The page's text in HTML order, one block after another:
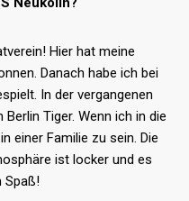
Hier hat meine
Danach habe ich bei
In der vergangenen
Tiger. Wenn ich in die
einer Familie zu sein. Die
ist locker und es
Spaß!